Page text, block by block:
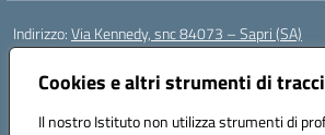
Cookies e altri strumenti di
Il nostro Istituto non utilizza strumenti di
Indirizzo:Via Kennedy, snc 84073 – Sapri (SA)
Centralino:
Posta elettronica certificata (PEC):
Codice fiscale: 84002700650